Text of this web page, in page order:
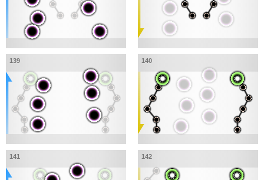
139 140
141 142